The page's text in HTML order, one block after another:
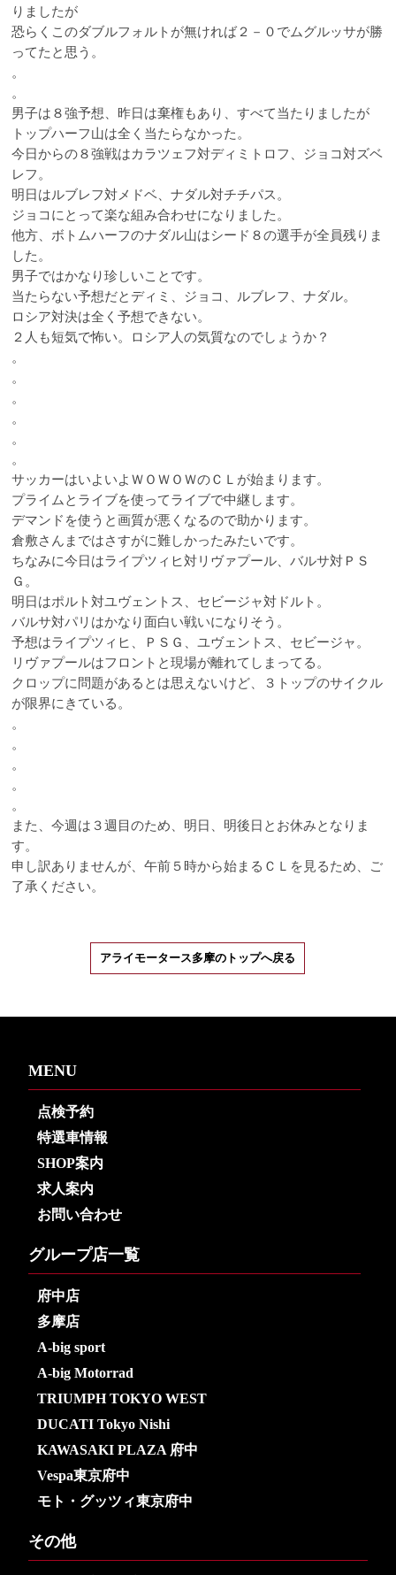
りましたが
恐らくこのダブルフォルトが無ければ２－０でムグルッサが勝
ってたと思う。
。
。
男子は８強予想、昨日は棄権もあり、すべて当たりましたが
トップハーフ山は全く当たらなかった。
今日からの８強戦はカラツェフ対ディミトロフ、ジョコ対ズベ
レフ。
明日はルブレフ対メドベ、ナダル対チチパス。
ジョコにとって楽な組み合わせになりました。
他方、ボトムハーフのナダル山はシード８の選手が全員残りま
した。
男子ではかなり珍しいことです。
当たらない予想だとディミ、ジョコ、ルブレフ、ナダル。
ロシア対決は全く予想できない。
２人も短気で怖い。ロシア人の気質なのでしょうか？
。
。
。
。
。
。
サッカーはいよいよＷＯＷＯＷのＣＬが始まります。
プライムとライブを使ってライブで中継します。
デマンドを使うと画質が悪くなるので助かります。
倉敷さんまではさすがに難しかったみたいです。
ちなみに今日はライプツィヒ対リヴァプール、バルサ対ＰＳ
Ｇ。
明日はポルト対ユヴェントス、セビージャ対ドルト。
バルサ対パリはかなり面白い戦いになりそう。
予想はライプツィヒ、ＰＳＧ、ユヴェントス、セビージャ。
リヴァプールはフロントと現場が離れてしまってる。
クロップに問題があるとは思えないけど、３トップのサイクル
が限界にきている。
。
。
。
。
。
また、今週は３週目のため、明日、明後日とお休みとなりま
す。
申し訳ありませんが、午前５時から始まるＣＬを見るため、ご
了承ください。
アライモータース多摩のトップへ戻る
MENU
点検予約
特選車情報
SHOP案内
求人案内
お問い合わせ
グループ店一覧
府中店
多摩店
A-big sport
A-big Motorrad
TRIUMPH TOKYO WEST
DUCATI Tokyo Nishi
KAWASAKI PLAZA 府中
Vespa東京府中
モト・グッツィ東京府中
その他